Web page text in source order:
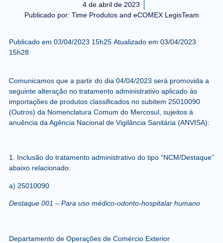
4 de abril de 2023
Publicado por: Time Produtos and eCOMEX LegisTeam
Publicado em 03/04/2023 15h25 Atualizado em 03/04/2023
15h28
Comunicamos que a partir do dia 04/04/2023 será promovida a
seguinte alteração no tratamento administrativo aplicado às
importações de produtos classificados no subitem 25010090
(Outros) da Nomenclatura Comum do Mercosul, sujeitos à
anuência da Agência Nacional de Vigilância Sanitária (ANVISA):
1. Inclusãodo tratamento administrativo do tipo “NCM/Destaque”
abaixo relacionado:
a) 25010090
Destaque 001 – Para uso médico-odonto-hospitalar humano
Departamento de Operações de Comércio Exterior